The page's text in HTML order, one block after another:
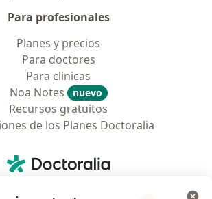
Para profesionales
Planes y precios
Para doctores
Para clinicas
Noa Notes
nuevo
Recursos gratuitos
de los Planes Doctoralia
Doctoralia - Página de inicio